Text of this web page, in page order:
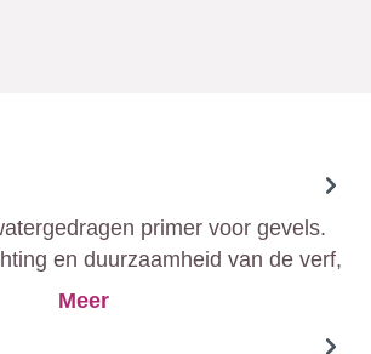
primer voor gevels.
en duurzaamheid van de verf,
ondergrond voor een
Meer